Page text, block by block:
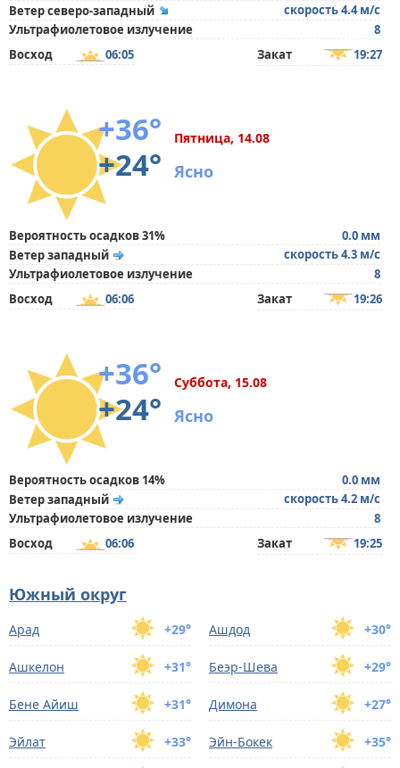
Ветер северо-западный
скорость 4.4 м/с
Ультрафиолетовое излучение
8
Восход
06:05 Закат 19:27
+36°
+24°
Пятница, 14.08
Ясно
Вероятность осадков 31%
0.0 мм
Ветер западный
скорость 4.3 м/с
Ультрафиолетовое излучение
8
Восход
06:06 Закат 19:26
+36°
+24°
Суббота, 15.08
Ясно
Вероятность осадков 14%
0.0 мм
Ветер западный
скорость 4.2 м/с
Ультрафиолетовое излучение
8
Восход
06:06 Закат 19:25
Южный округ
+29°
Арад +30°
Ашдод
+31°
Ашкелон +29°
Беэр-Шева
+31°
Бене Айиш +27°
Димона
+33°
Эйлат +35°
Эйн-Бокек